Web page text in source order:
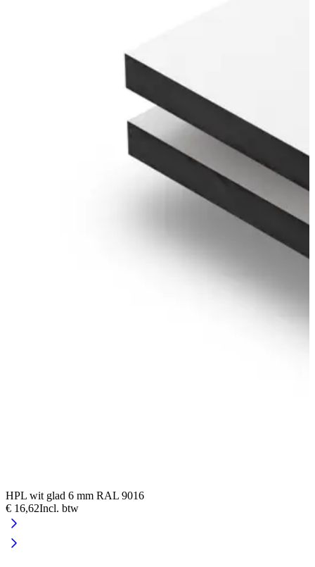
HPL wit glad 6 mm RAL 9016
€ 16,62Incl. btw